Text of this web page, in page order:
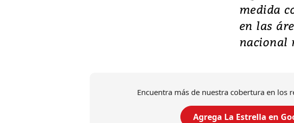
medida
en las
nacional
Encuentra más de nuestra cobertura en los
Agrega La Estrella en